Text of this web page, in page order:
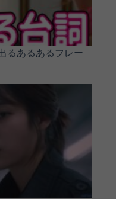
るあるあるフレー